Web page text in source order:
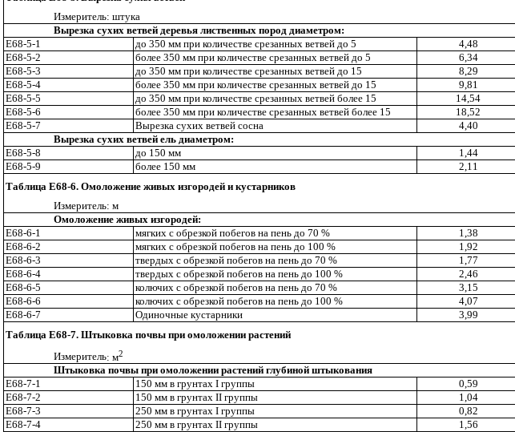
Измеритель: штука
Вырезка сухих ветвей деревья лиственных пород диаметром:
Е68-5-1
до 350 мм при количестве срезанных ветвей до 5 4,48
Е68-5-2
более 350 мм при количестве срезанных ветвей до 5 6,34
Е68-5-3
до 350 мм при количестве срезанных ветвей до 15 8,29
Е68-5-4
более 350 мм при количестве срезанных ветвей до 15 9,81
Е68-5-5
до 350 мм при количестве срезанных ветвей более 15 14,54
Е68-5-6
более 350 мм при количестве срезанных ветвей более 15 18,52
Е68-5-7
Вырезка сухих ветвей сосна 4,40
Вырезка сухих ветвей ель диаметром:
Е68-5-8
до 150 мм 1,44
Е68-5-9
более 150 мм 2,11
Таблица Е68-6. Омоложение живых изгородей и кустарников
Измеритель: м
Омоложение живых изгородей:
Е68-6-1
мягких с обрезкой побегов на пень до 70 % 1,38
Е68-6-2
мягких с обрезкой побегов на пень до 100 % 1,92
Е68-6-3
твердых с обрезкой побегов на пень до 70 % 1,77
Е68-6-4
твердых с обрезкой побегов на пень до 100 % 2,46
Е68-6-5
колючих с обрезкой побегов на пень до 70 % 3,15
Е68-6-6
колючих с обрезкой побегов на пень до 100 % 4,07
Е68-6-7
Одиночные кустарники 3,99
Таблица Е68-7. Штыковка почвы при омоложении растений
Измеритель: м2
Штыковка почвы при омоложении растений глубиной штыкования
Е68-7-1
150 мм в грунтах Iгруппы 0,59
Е68-7-2
150 мм в грунтах IIгруппы 1,04
Е68-7-3
250 мм в грунтах Iгруппы 0,82
Е68-7-4
250 мм в грунтах IIгруппы 1,56